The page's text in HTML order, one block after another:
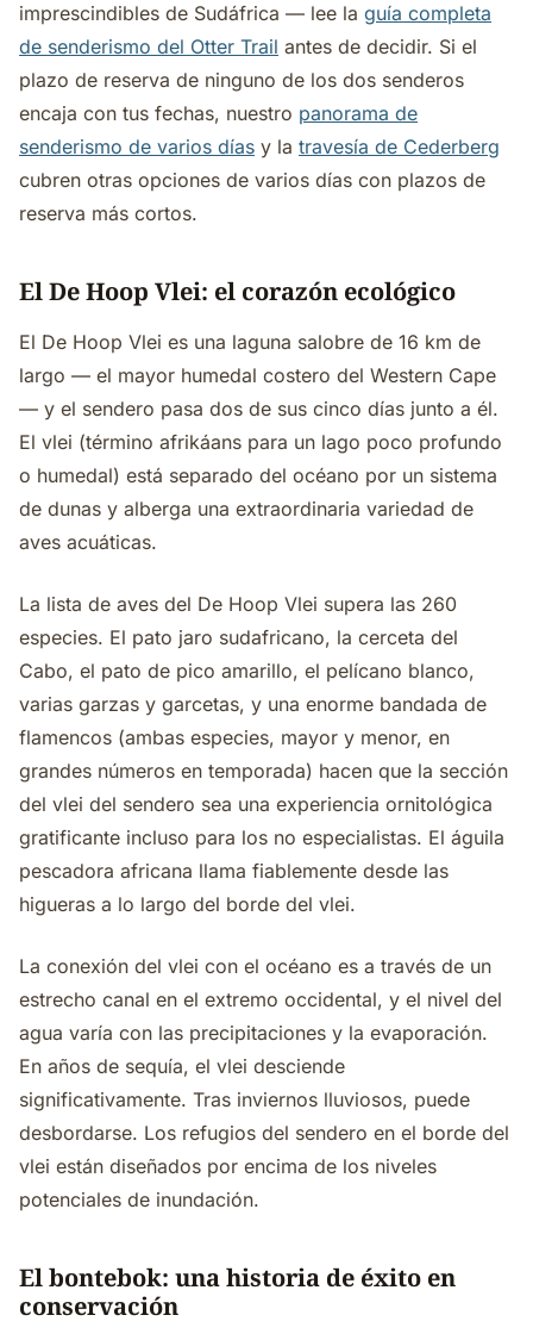
imprescindibles de Sudáfrica — lee la guía completa
de senderismo del Otter Trail antes de decidir. Si el
plazo de reserva de ninguno de los dos senderos
encaja con tus fechas, nuestro panorama de
senderismo de varios días y la travesía de Cederberg
cubren otras opciones de varios días con plazos de
reserva más cortos.
El De Hoop Vlei: el corazón ecológico
El De Hoop Vlei es una laguna salobre de 16 km de
largo — el mayor humedal costero del Western Cape
— y el sendero pasa dos de sus cinco días junto a él.
El vlei (término afrikáans para un lago poco profundo
o humedal) está separado del océano por un sistema
de dunas y alberga una extraordinaria variedad de
aves acuáticas.
La lista de aves del De Hoop Vlei supera las 260
especies. El pato jaro sudafricano, la cerceta del
Cabo, el pato de pico amarillo, el pelícano blanco,
varias garzas y garcetas, y una enorme bandada de
flamencos (ambas especies, mayor y menor, en
grandes números en temporada) hacen que la sección
del vlei del sendero sea una experiencia ornitológica
gratificante incluso para los no especialistas. El águila
pescadora africana llama fiablemente desde las
higueras a lo largo del borde del vlei.
La conexión del vlei con el océano es a través de un
estrecho canal en el extremo occidental, y el nivel del
agua varía con las precipitaciones y la evaporación.
En años de sequía, el vlei desciende
significativamente. Tras inviernos lluviosos, puede
desbordarse. Los refugios del sendero en el borde del
vlei están diseñados por encima de los niveles
potenciales de inundación.
El bontebok: una historia de éxito en
conservación